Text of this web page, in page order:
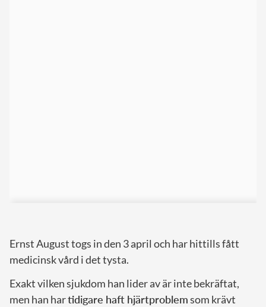
Ernst August togs in den 3 april och har hittills fått
medicinsk vård i det tysta.
Exakt vilken sjukdom han lider av är inte bekräftat,
men han hartidigare haft hjärtproblemsom krävt